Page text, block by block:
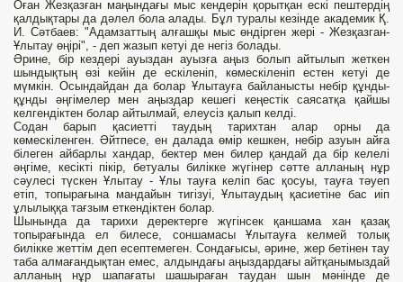
Оған Жезқазған маңындағы мыс кендерін қорытқан ескі пештердің
қалдықтары да дәлел бола алады. Бұл туралы кезінде академик Қ.
И. Сәтбаев: "Адамзаттың алғашқы мыс өндірген жері - Жезқазган-
Ұлытау өңірі", - деп жазып кетуі де негіз болады.
Әрине, бір кездері ауыздан ауызға аңыз болып айтылып жеткен
шындықтың өзі кейін де ескіленіп, көмескіленіп естен кетуі де
мүмкін. Осындайдан да болар Ұлытауға байланысты небір құнды-
құнды әңгімелер мен аңыздар кешегі кеңестік саясатқа қайшы
келгендіктен болар айтылмай, елеусіз қалып келді.
Содан барып қасиетті таудың тарихтан алар орны да
көмескіленген. Әйтпесе, ен далада өмір кешкен, небір азуын айға
білеген айбарлы хандар, бектер мен билер қандай да бір келелі
әңгіме, кесікті пікір, бетуалы билікке жүгінер сәтте алланың нұр
сәулесі түскен Ұлытау - Ұлы тауға келіп бас қосуы, тауға тәуеп
етіп, топырағына мандайын тигізуі, Ұлытаудың қасиетіне бас иіп
ұлылыққа тағзым еткендіктен болар.
Шынында да тарихи деректерге жүгінсек қаншама хан қазақ
топырағында ел билесе, соншамасы Ұлытауға келмей толық
билікке жеттім деп есептемеген. Сондағысы, әрине, жер бетінен тау
таба алмағандықтан емес, алдындағы аңыздардағы айтқанымыздай
алланың нұр шапағаты шашыраған таудан шын мәнінде де